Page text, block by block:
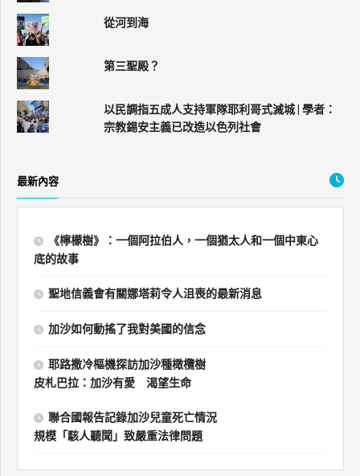
從河到海
第三聖殿？
以民調指五成人支持軍隊耶利哥式滅城 | 學者：
宗教錫安主義已改造以色列社會
最新內容
《檸檬樹》：一個阿拉伯人，一個猶太人和一個中東心
底的故事
聖地信義會有關娜塔莉令人沮喪的最新消息
加沙如何動搖了我對美國的信念
耶路撒冷樞機探訪加沙種橄欖樹
皮札巴拉：加沙有愛 渴望生命
聯合國報告記錄加沙兒童死亡情況
規模「駭人聽聞」致嚴重法律問題